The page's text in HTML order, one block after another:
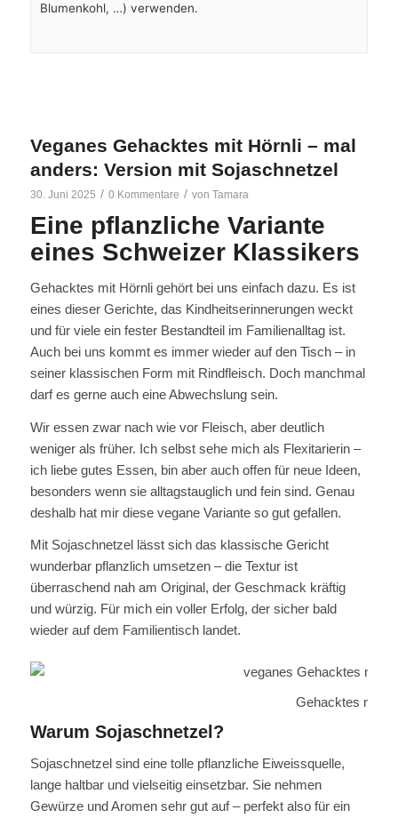
Blumenkohl, …) verwenden.
Veganes Gehacktes mit Hörnli – mal
anders: Version mit Sojaschnetzel
30. Juni 2025 / 0 Kommentare / von Tamara
Eine pflanzliche Variante
eines Schweizer Klassikers
Gehacktes mit Hörnli gehört bei uns einfach dazu. Es ist
eines dieser Gerichte, das Kindheitserinnerungen weckt
und für viele ein fester Bestandteil im Familienalltag ist.
Auch bei uns kommt es immer wieder auf den Tisch – in
seiner klassischen Form mit Rindfleisch. Doch manchmal
darf es gerne auch eine Abwechslung sein.
Wir essen zwar nach wie vor Fleisch, aber deutlich
weniger als früher. Ich selbst sehe mich als Flexitarierin –
ich liebe gutes Essen, bin aber auch offen für neue Ideen,
besonders wenn sie alltagstauglich und fein sind. Genau
deshalb hat mir diese vegane Variante so gut gefallen.
Mit Sojaschnetzel lässt sich das klassische Gericht
wunderbar pflanzlich umsetzen – die Textur ist
überraschend nah am Original, der Geschmack kräftig
und würzig. Für mich ein voller Erfolg, der sicher bald
wieder auf dem Familientisch landet.
Gehacktes mit
Warum Sojaschnetzel?
Sojaschnetzel sind eine tolle pflanzliche Eiweissquelle,
lange haltbar und vielseitig einsetzbar. Sie nehmen
Gewürze und Aromen sehr gut auf – perfekt also für ein